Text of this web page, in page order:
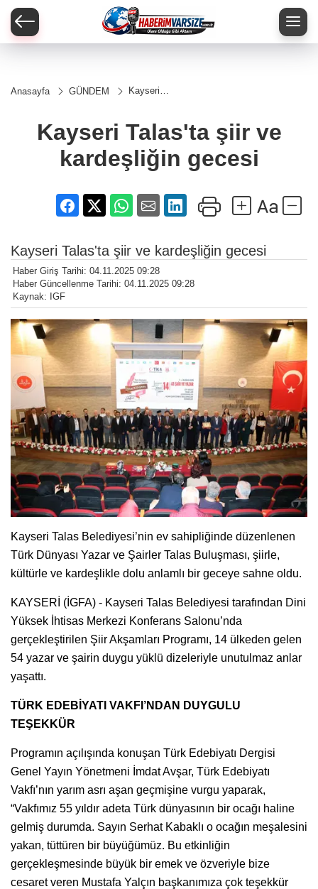
Anasayfa GÜNDEM
Kayseri
kardeşliğin
gecesi
Kayseri Talas'ta şiir ve
kardeşliğin gecesi
Kayseri Talas'ta şiir ve kardeşliğin gecesi
Haber Giriş Tarihi: 04.11.2025 09:28
Haber Güncellenme Tarihi: 04.11.2025 09:28
Kaynak: IGF
Kayseri Talas Belediyesi’nin ev sahipliğinde düzenlenen
Türk Dünyası Yazar ve Şairler Talas Buluşması, şiirle,
kültürle ve kardeşlikle dolu anlamlı bir geceye sahne oldu.
KAYSERİ (İGFA) - Kayseri Talas Belediyesi tarafından Dini
Yüksek İhtisas Merkezi Konferans Salonu’nda
gerçekleştirilen Şiir Akşamları Programı, 14 ülkeden gelen
54 yazar ve şairin duygu yüklü dizeleriyle unutulmaz anlar
yaşattı.
TÜRK EDEBİYATI VAKFI’NDAN DUYGULU
TEŞEKKÜR
Programın açılışında konuşan Türk Edebiyatı Dergisi
Genel Yayın Yönetmeni İmdat Avşar, Türk Edebiyatı
Vakfı’nın yarım asrı aşan geçmişine vurgu yaparak,
“Vakfımız 55 yıldır adeta Türk dünyasının bir ocağı haline
gelmiş durumda. Sayın Serhat Kabaklı o ocağın meşalesini
yakan, tüttüren bir büyüğümüz. Bu etkinliğin
gerçekleşmesinde büyük bir emek ve özveriyle bize
cesaret veren Mustafa Yalçın başkanımıza çok teşekkür